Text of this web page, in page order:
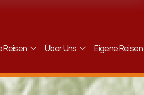
Reisen Über Uns Eigene Reisen